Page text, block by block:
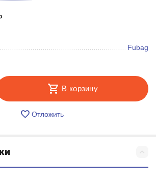
Fubag
В корзину
Отложить